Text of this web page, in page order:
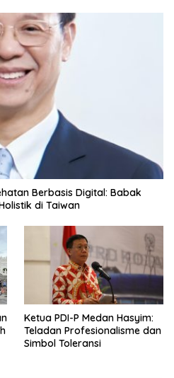
Berbasis Digital: Babak
di Taiwan
Ketua PDI-P Medan Hasyim:
Teladan Profesionalisme dan
Simbol Toleransi